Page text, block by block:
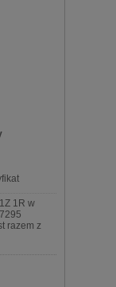
1R w
razem z